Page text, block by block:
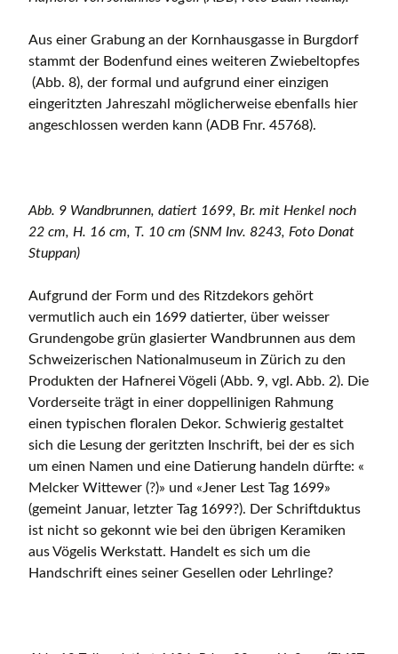
Aus einer Grabung an der Kornhausgasse in Burgdorf
stammt der Bodenfund eines weiteren Zwiebeltopfes
(Abb. 8), der formal und aufgrund einer einzigen
eingeritzten Jahreszahl möglicherweise ebenfalls hier
angeschlossen werden kann (ADB Fnr. 45768).
Abb. 9 Wandbrunnen, datiert 1699, Br. mit Henkel noch
22 cm, H. 16 cm, T. 10 cm (SNM Inv. 8243, Foto Donat
Stuppan)
Aufgrund der Form und des Ritzdekors gehört
vermutlich auch ein 1699 datierter, über weisser
Grundengobe grün glasierter Wandbrunnen aus dem
Schweizerischen Nationalmuseum in Zürich zu den
Produkten der Hafnerei Vögeli (Abb. 9, vgl. Abb. 2). Die
Vorderseite trägt in einer doppellinigen Rahmung
einen typischen floralen Dekor. Schwierig gestaltet
sich die Lesung der geritzten Inschrift, bei der es sich
um einen Namen und eine Datierung handeln dürfte: «
Melcker Wittewer (?)» und «Jener Lest Tag 1699»
(gemeint Januar, letzter Tag 1699?). Der Schriftduktus
ist nicht so gekonnt wie bei den übrigen Keramiken
aus Vögelis Werkstatt. Handelt es sich um die
Handschrift eines seiner Gesellen oder Lehrlinge?